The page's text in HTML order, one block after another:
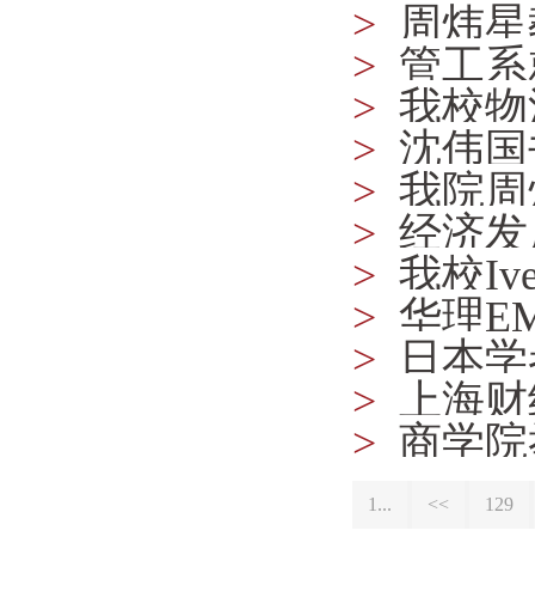
> 周炜
> 管工
> 我校
格
> 沈伟
> 我院
金融泡
> 经济
行研究课
> 我校
> 华理
>
日本
>
上海
> 商学
1... << 129